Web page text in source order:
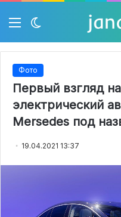
Мәзір
skin
Фото
Первый взгляд
электрический
Mersedes под
19.04.2021 13:37